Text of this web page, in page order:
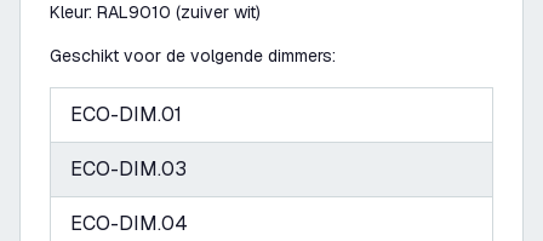
Kleur: RAL9010 (zuiver wit)
Geschikt voor de volgende dimmers:
ECO-DIM.01
ECO-DIM.03
ECO-DIM.04